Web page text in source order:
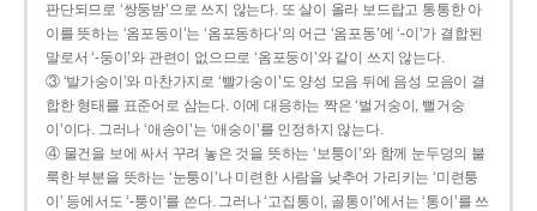
판단되므로 ‘쌍둥밤’으로 쓰지 않는다. 또 살이 올라 보드랍고 통통한 아
이를 뜻하는 ‘옴포동이’는 ‘옴포동하다’의 어근 ‘옴포동’에 ‘-이’가 결합된
말로서 ‘-둥이’와 관련이 없으므로 ‘옴포둥이’와 같이 쓰지 않는다.
③ ‘발가숭이’와 마찬가지로 ‘빨가숭이’도 양성 모음 뒤에 음성 모음이 결
합한 형태를 표준어로 삼는다. 이에 대응하는 짝은 ‘벌거숭이, 뻘거숭
이’이다. 그러나 ‘애송이’는 ‘애숭이’를 인정하지 않는다.
④ 물건을 보에 싸서 꾸려 놓은 것을 뜻하는 ‘보퉁이’와 함께 눈두덩의 불
룩한 부분을 뜻하는 ‘눈퉁이’나 미련한 사람을 낮추어 가리키는 ‘미련퉁
이’ 등에서도 ‘-퉁이’를 쓴다. 그러나 ‘고집통이, 골통이’에서는 ‘통이’를 쓰